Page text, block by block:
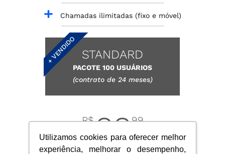
Utilizamos cookies para oferecer melhor
experiência, melhorar o desempenho,
Chamadas ilimitadas (fixo e móvel)
+ VENDIDO STANDARD
PACOTE 100 USUÁRIOS
(contrato de 24 meses)
R$2299
usuário / mês